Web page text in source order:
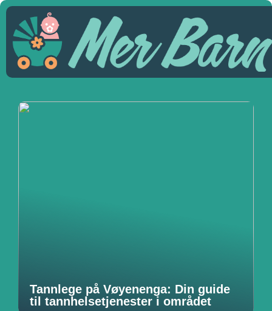
Tannlege på Vøyenenga: Din guide
til tannhelsetjenester i området